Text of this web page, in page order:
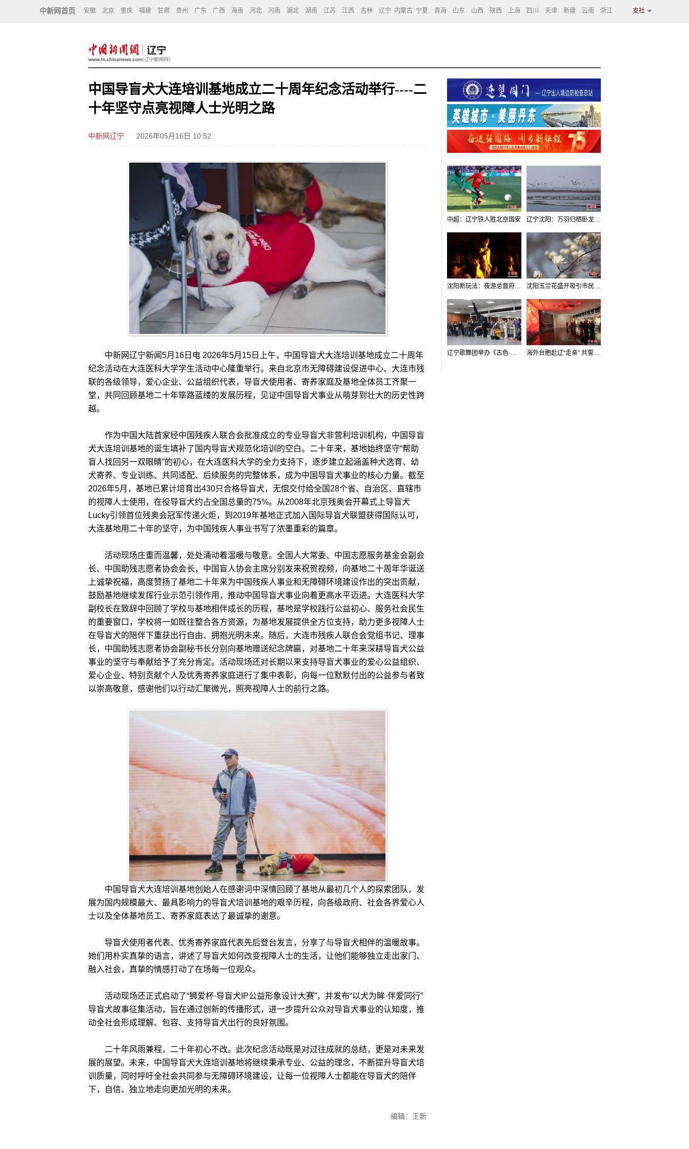
中新网首页 安徽 北京 重庆 福建 甘肃 贵州 广东 广西 海南 河北 河南 湖北 湖南 江苏 江西 吉林 辽宁 内蒙古 宁夏 青海 山东 山西 陕西 上海 四川 天津 新疆 云南 浙江 支社
中国导盲犬大连培训基地成立二十周年纪念活动举行----二
十年坚守点亮视障人士光明之路
中新网辽宁 2026年05月16日 10:52
中新网辽宁新闻5月16日电 2026年5月15日上午，中国导盲犬大连培训基地成立二十周年
纪念活动在大连医科大学学生活动中心隆重举行。来自北京市无障碍建设促进中心、大连市残
联的各级领导，爱心企业、公益组织代表，导盲犬使用者、寄养家庭及基地全体员工齐聚一
堂，共同回顾基地二十年筚路蓝缕的发展历程，见证中国导盲犬事业从萌芽到壮大的历史性跨
越。
作为中国大陆首家经中国残疾人联合会批准成立的专业导盲犬非营利培训机构，中国导盲
犬大连培训基地的诞生填补了国内导盲犬规范化培训的空白。二十年来，基地始终坚守“帮助
盲人找回另一双眼睛”的初心，在大连医科大学的全力支持下，逐步建立起涵盖种犬选育、幼
犬寄养、专业训练、共同适配、后续服务的完整体系，成为中国导盲犬事业的核心力量。截至
2026年5月，基地已累计培育出430只合格导盲犬，无偿交付给全国28个省、自治区、直辖市
的视障人士使用，在役导盲犬约占全国总量的75%。从2008年北京残奥会开幕式上导盲犬
Lucky引领首位残奥会冠军传递火炬，到2019年基地正式加入国际导盲犬联盟获得国际认可，
大连基地用二十年的坚守，为中国残疾人事业书写了浓墨重彩的篇章。
活动现场庄重而温馨，处处涌动着温暖与敬意。全国人大常委、中国志愿服务基金会副会
长、中国助残志愿者协会会长，中国盲人协会主席分别发来祝贺视频，向基地二十周年华诞送
上诚挚祝福，高度赞扬了基地二十年来为中国残疾人事业和无障碍环境建设作出的突出贡献，
鼓励基地继续发挥行业示范引领作用，推动中国导盲犬事业向着更高水平迈进。大连医科大学
副校长在致辞中回顾了学校与基地相伴成长的历程，基地是学校践行公益初心、服务社会民生
的重要窗口，学校将一如既往整合各方资源，为基地发展提供全方位支持，助力更多视障人士
在导盲犬的陪伴下重获出行自由、拥抱光明未来。随后，大连市残疾人联合会党组书记、理事
长，中国助残志愿者协会副秘书长分别向基地赠送纪念牌匾，对基地二十年来深耕导盲犬公益
事业的坚守与奉献给予了充分肯定。活动现场还对长期以来支持导盲犬事业的爱心公益组织、
爱心企业、特别贡献个人及优秀寄养家庭进行了集中表彰，向每一位默默付出的公益参与者致
以崇高敬意，感谢他们以行动汇聚微光，照亮视障人士的前行之路。
中国导盲犬大连培训基地创始人在感谢词中深情回顾了基地从最初几个人的探索团队，发
展为国内规模最大、最具影响力的导盲犬培训基地的艰辛历程，向各级政府、社会各界爱心人
士以及全体基地员工、寄养家庭表达了最诚挚的谢意。
导盲犬使用者代表、优秀寄养家庭代表先后登台发言，分享了与导盲犬相伴的温暖故事。
她们用朴实真挚的语言，讲述了导盲犬如何改变视障人士的生活，让他们能够独立走出家门、
融入社会，真挚的情感打动了在场每一位观众。
活动现场还正式启动了“狮爱杯·导盲犬IP公益形象设计大赛”，并发布“以犬为眸·伴爱同行”
导盲犬故事征集活动，旨在通过创新的传播形式，进一步提升公众对导盲犬事业的认知度，推
动全社会形成理解、包容、支持导盲犬出行的良好氛围。
二十年风雨兼程，二十年初心不改。此次纪念活动既是对过往成就的总结，更是对未来发
展的展望。未来，中国导盲犬大连培训基地将继续秉承专业、公益的理念，不断提升导盲犬培
训质量，同时呼吁全社会共同参与无障碍环境建设，让每一位视障人士都能在导盲犬的陪伴
下，自信、独立地走向更加光明的未来。
编辑：王新
中超：辽宁铁人胜北京国安 辽宁沈阳：万羽归栖卧龙湖看群鸟齐飞
沈阳新玩法：夜游总督府，当一回“赴宴者” 沈阳玉兰花盛开吸引市民打卡
辽宁歌舞团举办《古色·国宝辽宁》排练开放日活动 海外台胞赴辽“走亲” 共誓“和平初心”